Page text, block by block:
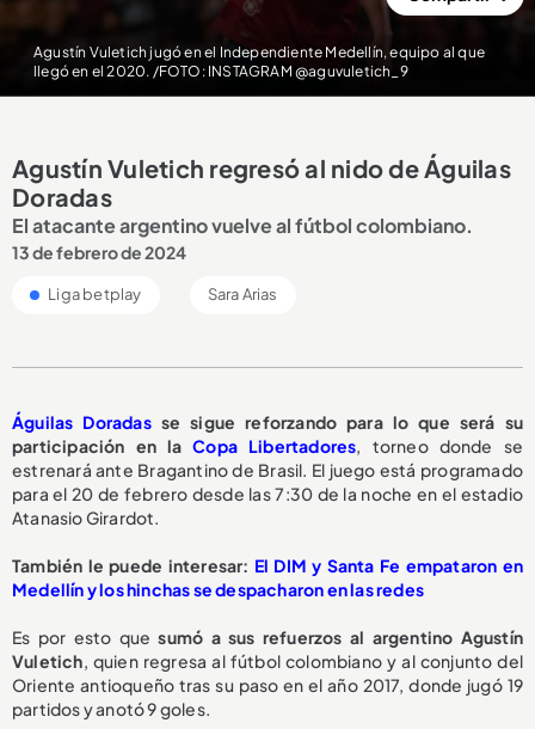
Agustín Vuletich jugó en el Independiente Medellín, equipo al que
llegó en el 2020. /FOTO: INSTAGRAM @aguvuletich_9
Agustín Vuletich regresó al nido de Águilas
Doradas
El atacante argentino vuelve al fútbol colombiano.
13 de febrero de 2024
Liga betplay Sara Arias
Águilas Doradasse sigue reforzando para lo que será su
participación en laCopa Libertadores, torneo donde se
estrenará ante Bragantino de Brasil. El juego está programado
para el 20 de febrero desde las 7:30 de la noche en el estadio
Atanasio Girardot.
También le puede interesar: El DIM y Santa Fe empataron en
Medellín y los hinchas se despacharon en las redes
Es por esto que sumó a sus refuerzos al argentino Agustín
Vuletich, quien regresa al fútbol colombiano y al conjunto del
Oriente antioqueño tras su paso en el año 2017, donde jugó 19
partidos y anotó 9 goles.